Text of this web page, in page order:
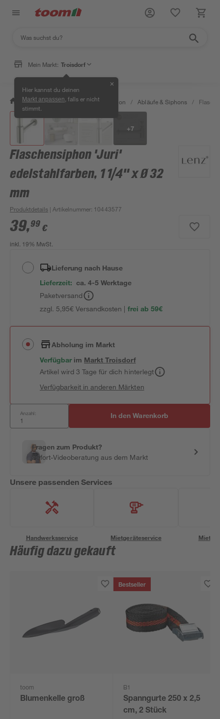
Mein Markt: Troisdorf
Hier kannst du deinen
Markt anpassen , falls er nicht
stimmt.
✕
/ Bad & Sanitär / Sanitärinstallation / Abläufe & Siphons /
+7
Flaschensiphon 'Juri'
edelstahlfarben, 1 1/4" x Ø 32
mm
Produktdetails | Artikelnummer: 10443577
39,99 €
inkl. 19% MwSt.
Lieferung nach Hause
Lieferzeit: ca. 4-5 Werktage
Paketversand
zzgl. 5,95€ Versandkosten | frei ab 59€
Abholung im Markt
Verfügbar im MarktTroisdorf
Artikel wird 3 Tage für dich hinterlegt
Verfügbarkeit in anderen Märkten
Anzahl: In den Warenkorb
Fragen zum Produkt?
Sofort-Videoberatung aus dem Markt
Unsere passenden Services
Handwerksservice Mietgeräteservice
Häufig dazu gekauft
toom
Blumenkelle groß
Bestseller
B1
Spanngurte 250 x 2,5
cm, 2 Stück